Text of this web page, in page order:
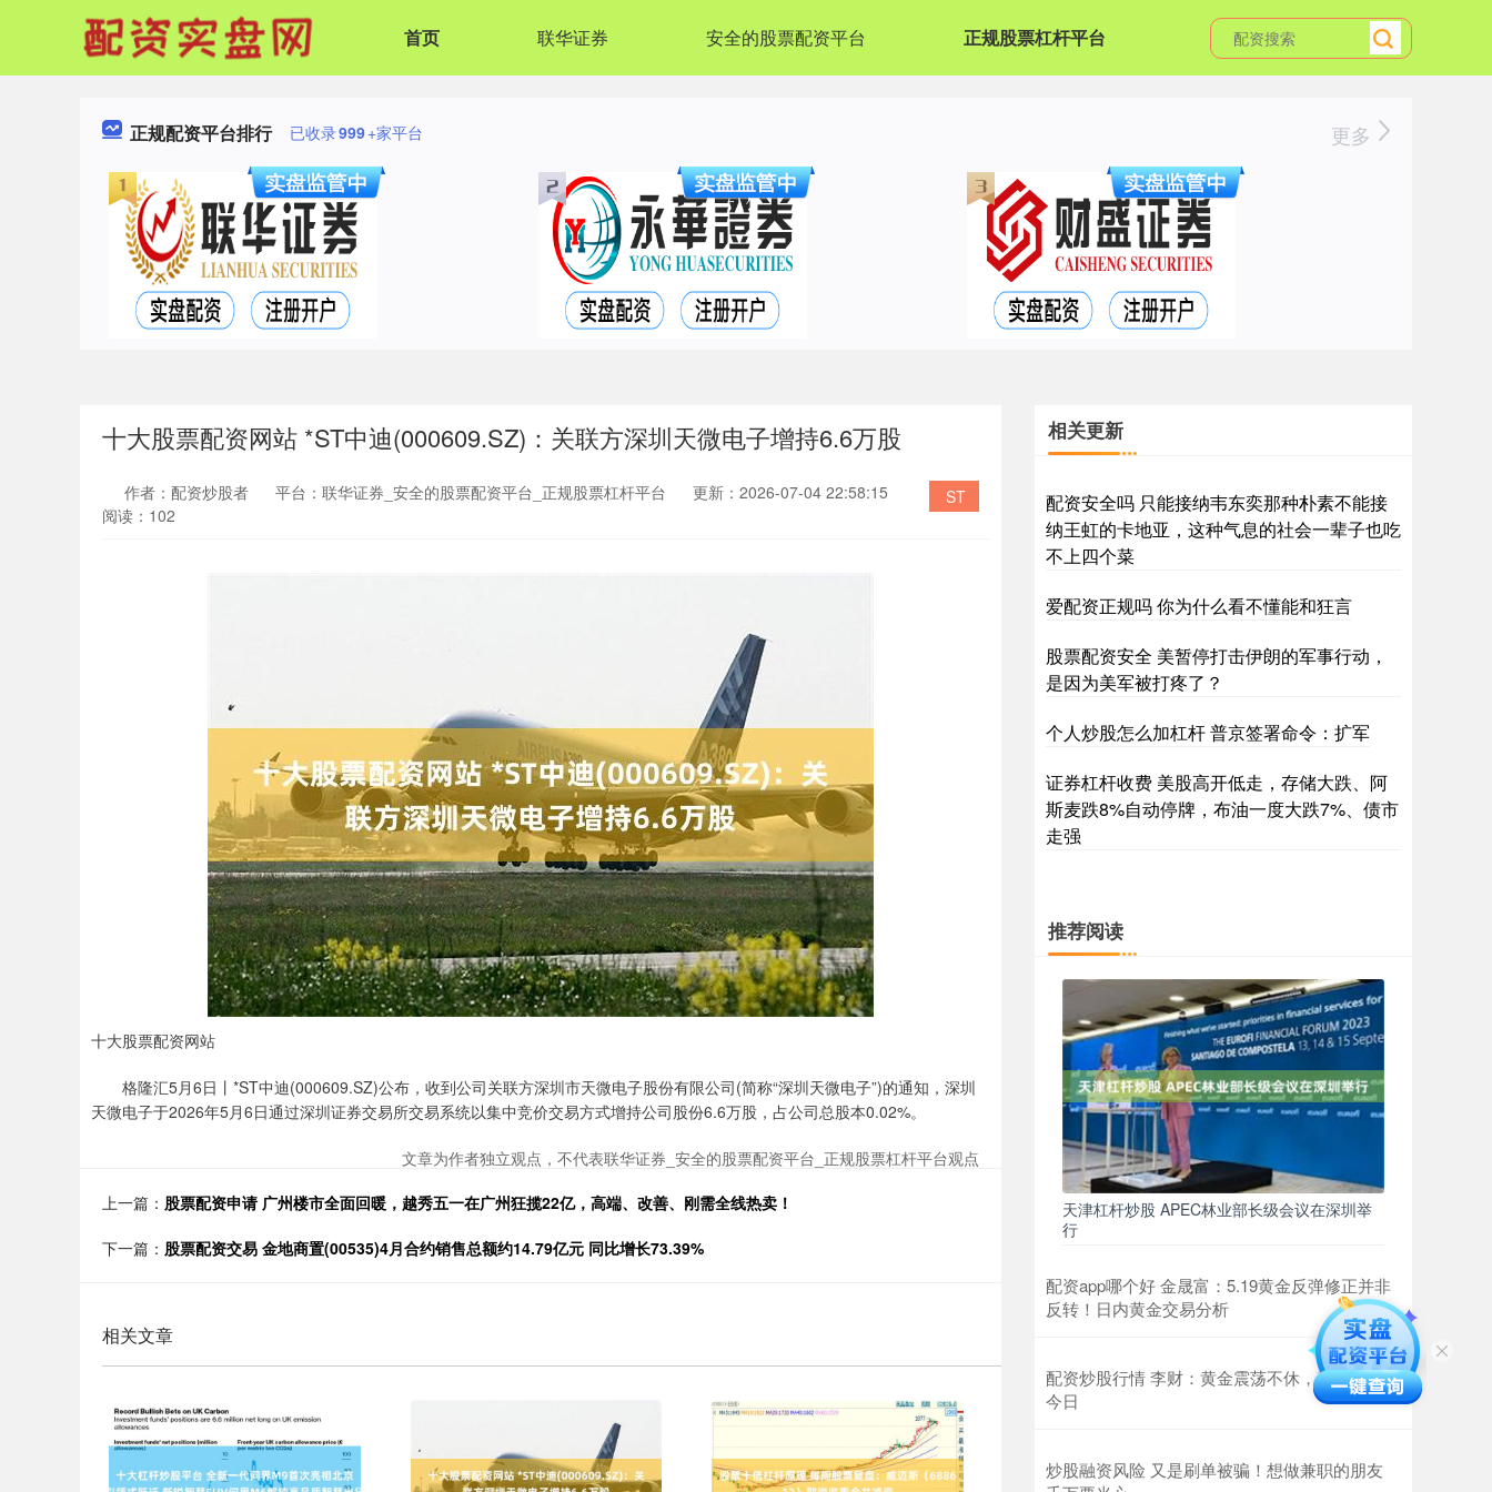
首页 联华证券 安全的股票配资平台 正规股票杠杆平台
正规配资平台排行 已收录999+家平台 更多
十大股票配资网站 *ST中迪(000609.SZ)：关联方深圳天微电子增持6.6万股
ST
作者：配资炒股者 平台：联华证券_安全的股票配资平台_正规股票杠杆平台
更新：2026-07-04 22:58:15
阅读：102
十大股票配资网站
格隆汇5月6日丨*ST中迪(000609.SZ)公布，收到公司关联方深圳市天微电子股份有限公司(简称“深圳天微电子”)的通知，深圳
天微电子于2026年5月6日通过深圳证券交易所交易系统以集中竞价交易方式增持公司股份6.6万股，占公司总股本0.02%。
文章为作者独立观点，不代表联华证券_安全的股票配资平台_正规股票杠杆平台观点
上一篇： 股票配资申请 广州楼市全面回暖，越秀五一在广州狂揽22亿，高端、改善、刚需全线热卖！
下一篇： 股票配资交易 金地商置(00535)4月合约销售总额约14.79亿元 同比增长73.39%
相关文章
相关更新
配资安全吗 只能接纳韦东奕那种朴素不能接
纳王虹的卡地亚，这种气息的社会一辈子也吃
不上四个菜
爱配资正规吗 你为什么看不懂能和狂言
股票配资安全 美暂停打击伊朗的军事行动，
是因为美军被打疼了？
个人炒股怎么加杠杆 普京签署命令：扩军
证券杠杆收费 美股高开低走，存储大跌、阿
斯麦跌8%自动停牌，布油一度大跌7%、债市
走强
推荐阅读
天津杠杆炒股 APEC林业部长级会议在深圳举
行
配资app哪个好 金晟富：5.19黄金反弹修正并非
反转！日内黄金交易分析
配资炒股行情 李财：黄金震荡不休，破位就在
今日
炒股融资风险 又是刷单被骗！想做兼职的朋友